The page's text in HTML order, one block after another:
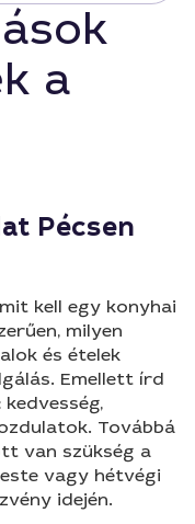
a
Pécsen
kell egy konyhai
milyen
és ételek
Emellett írd
Továbbá
van szükség a
vagy hétvégi
idején.